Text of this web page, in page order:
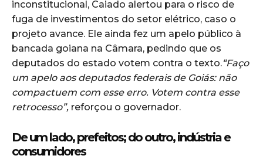
inconstitucional, Caiado alertou para o risco de
fuga de investimentos do setor elétrico, caso o
projeto avance. Ele ainda fez um apelo público à
bancada goiana na Câmara, pedindo que os
deputados do estado votem contra o texto.“Faço
um apelo aos deputados federais de Goiás: não
compactuem com esse erro. Votem contra esse
retrocesso”, reforçou o governador.
De um lado, prefeitos; do outro, indústria e
consumidores